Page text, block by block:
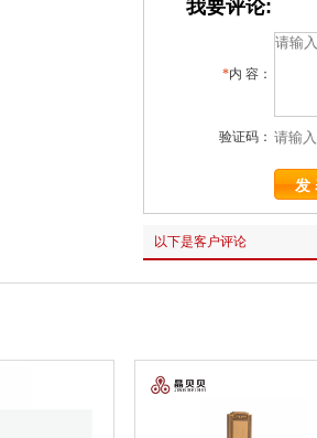
我要评论:
*内 容：
验证码：
以下是客户评论